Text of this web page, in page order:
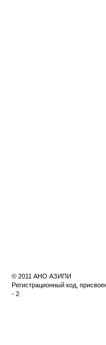
© 2011 АНО АЗИПИ
Регистрационный код,
- 2